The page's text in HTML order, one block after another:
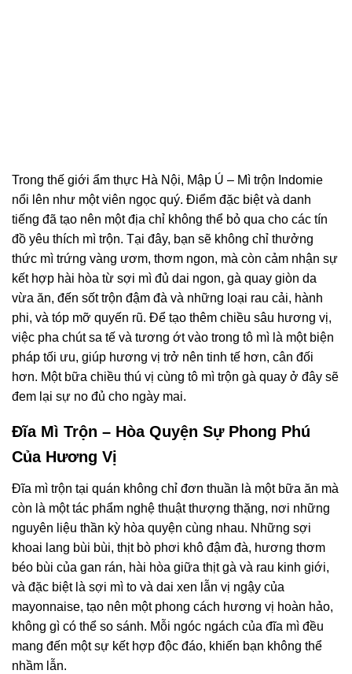
Trong thế giới ẩm thực Hà Nội, Mập Ú – Mì trộn Indomie
nổi lên như một viên ngọc quý. Điểm đặc biệt và danh
tiếng đã tạo nên một địa chỉ không thể bỏ qua cho các tín
đồ yêu thích mì trộn. Tại đây, bạn sẽ không chỉ thưởng
thức mì trứng vàng ươm, thơm ngon, mà còn cảm nhận sự
kết hợp hài hòa từ sợi mì đủ dai ngon, gà quay giòn da
vừa ăn, đến sốt trộn đậm đà và những loại rau cải, hành
phi, và tóp mỡ quyến rũ. Để tạo thêm chiều sâu hương vị,
việc pha chút sa tế và tương ớt vào trong tô mì là một biện
pháp tối ưu, giúp hương vị trở nên tinh tế hơn, cân đối
hơn. Một bữa chiều thú vị cùng tô mì trộn gà quay ở đây sẽ
đem lại sự no đủ cho ngày mai.
Đĩa Mì Trộn – Hòa Quyện Sự Phong Phú
Của Hương Vị
Đĩa mì trộn tại quán không chỉ đơn thuần là một bữa ăn mà
còn là một tác phẩm nghệ thuật thượng thặng, nơi những
nguyên liệu thần kỳ hòa quyện cùng nhau. Những sợi
khoai lang bùi bùi, thịt bò phơi khô đậm đà, hương thơm
béo bùi của gan rán, hài hòa giữa thịt gà và rau kinh giới,
và đặc biệt là sợi mì to và dai xen lẫn vị ngậy của
mayonnaise, tạo nên một phong cách hương vị hoàn hảo,
không gì có thể so sánh. Mỗi ngóc ngách của đĩa mì đều
mang đến một sự kết hợp độc đáo, khiến bạn không thể
nhầm lẫn.